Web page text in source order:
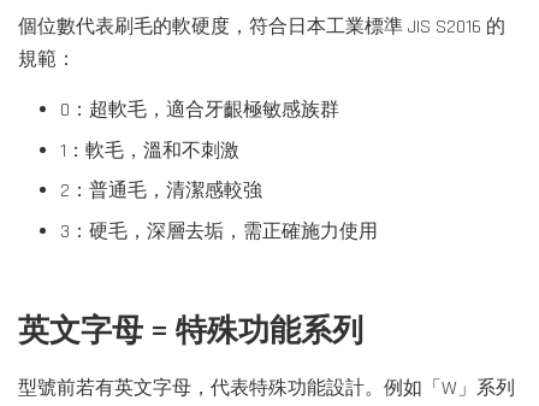
個位數代表刷毛的軟硬度，符合日本工業標準 JIS S2016 的
規範：
0：超軟毛，適合牙齦極敏感族群
1：軟毛，溫和不刺激
2：普通毛，清潔感較強
3：硬毛，深層去垢，需正確施力使用
英文字母 = 特殊功能系列
型號前若有英文字母，代表特殊功能設計。例如「W」系列